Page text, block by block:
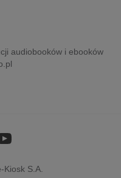
audiobooków i ebooków
Kiosk S.A.